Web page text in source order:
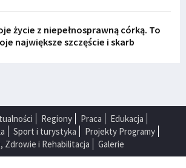
życie z niepełnosprawną córką. To
największe szczęście i skarb
Regiony Praca
Edukacja
Sport i turystyka
Projekty Programy
Zdrowie i Rehabilitacja
Galerie